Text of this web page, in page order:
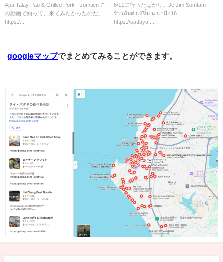
Apa Talay Pao & Grilled Pork - Jomtien こ
の動画で知って、来てみたかったのだ。
https:/...
6/11に行ったばかり。Je Jim Somtam
ร้านส้มตำเจ๊จิ๋ม นาเกลือ16
https://pattaya....
googleマップでまとめてみることができます。